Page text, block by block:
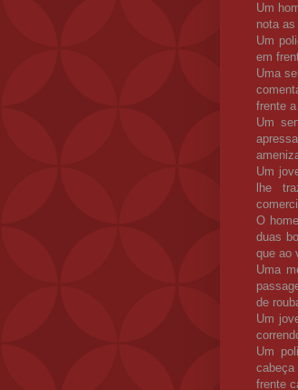
Um
nota
Um
em
Uma
frente
Um
Um
lhe
O
duas
que ao
Uma
de
Um
Um
cabeça
frente